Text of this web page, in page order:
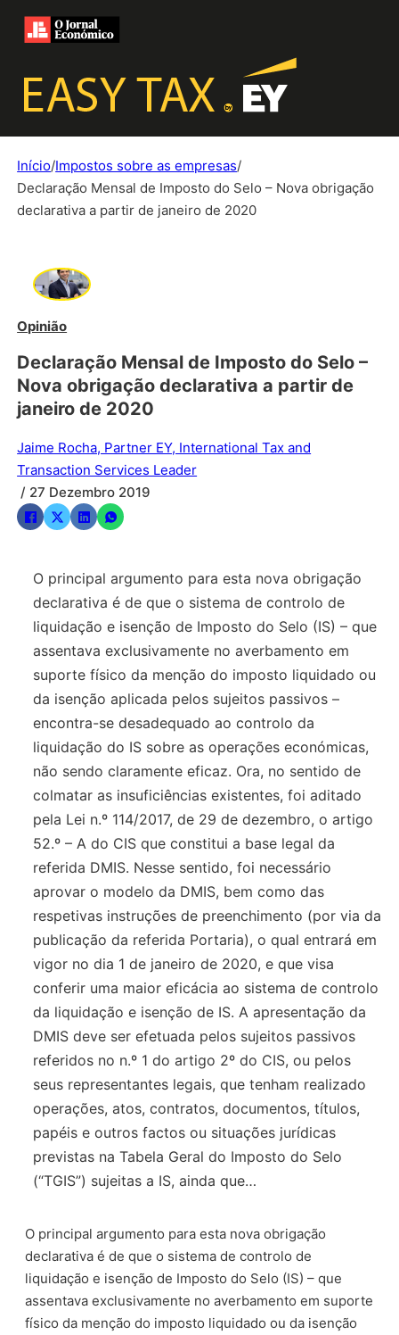
Início/Impostos sobre as empresas/
Declaração Mensal de Imposto do Selo – Nova obrigação
declarativa a partir de janeiro de 2020
Opinião
Declaração Mensal de Imposto do Selo –
Nova obrigação declarativa a partir de
janeiro de 2020
Jaime Rocha, Partner EY, International Tax and
Transaction Services Leader
/ 27 Dezembro 2019
O principal argumento para esta nova obrigação
declarativa é de que o sistema de controlo de
liquidação e isenção de Imposto do Selo (IS) – que
assentava exclusivamente no averbamento em
suporte físico da menção do imposto liquidado ou
da isenção aplicada pelos sujeitos passivos –
encontra-se desadequado ao controlo da
liquidação do IS sobre as operações económicas,
não sendo claramente eficaz. Ora, no sentido de
colmatar as insuficiências existentes, foi aditado
pela Lei n.º 114/2017, de 29 de dezembro, o artigo
52.º – A do CIS que constitui a base legal da
referida DMIS. Nesse sentido, foi necessário
aprovar o modelo da DMIS, bem como das
respetivas instruções de preenchimento (por via da
publicação da referida Portaria), o qual entrará em
vigor no dia 1 de janeiro de 2020, e que visa
conferir uma maior eficácia ao sistema de controlo
da liquidação e isenção de IS. A apresentação da
DMIS deve ser efetuada pelos sujeitos passivos
referidos no n.º 1 do artigo 2º do CIS, ou pelos
seus representantes legais, que tenham realizado
operações, atos, contratos, documentos, títulos,
papéis e outros factos ou situações jurídicas
previstas na Tabela Geral do Imposto do Selo
(“TGIS”) sujeitas a IS, ainda que…
O principal argumento para esta nova obrigação
declarativa é de que o sistema de controlo de
liquidação e isenção de Imposto do Selo (IS) – que
assentava exclusivamente no averbamento em suporte
físico da menção do imposto liquidado ou da isenção